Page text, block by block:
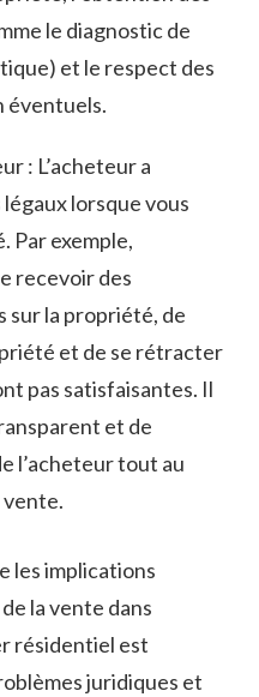
le diagnostic de
et le respect des
éventuels.
: L’acheteur a
lorsque vous​
Par ⁤exemple,
recevoir des
sur la propriété, de
et de se rétracter
pas ​satisfaisantes. Il
et de
l’acheteur tout au
vente.
les implications‍
la vente ‍dans
résidentiel est
juridiques et